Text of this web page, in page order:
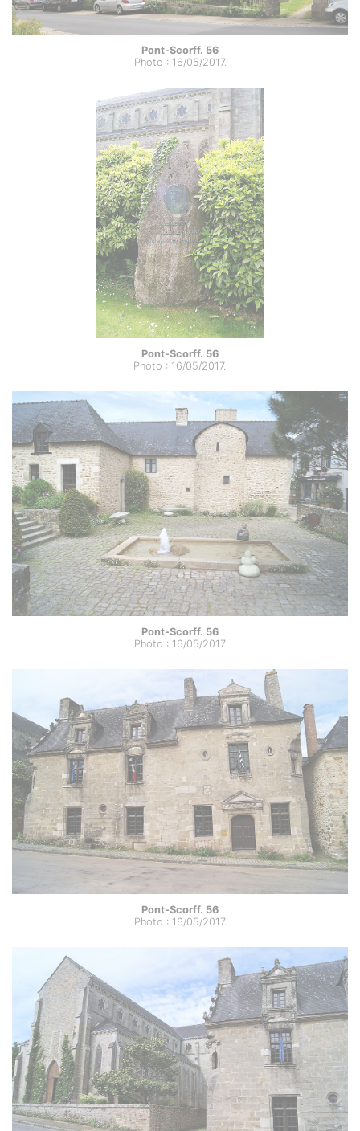
Pont-Scorff. 56
Photo : 16/05/2017.
Pont-Scorff. 56
Photo : 16/05/2017.
Pont-Scorff. 56
Photo : 16/05/2017.
Pont-Scorff. 56
Photo : 16/05/2017.